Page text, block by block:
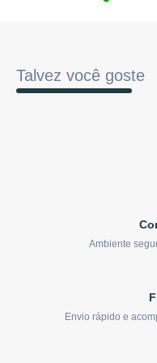
Talvez você goste
Ambiente
Envio rápido e